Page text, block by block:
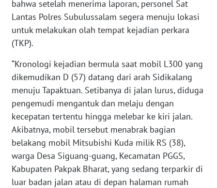
bahwa setelah menerima laporan, personel Sat
Lantas Polres Subulussalam segera menuju lokasi
untuk melakukan olah tempat kejadian perkara
(TKP).
“Kronologi kejadian bermula saat mobil L300 yang
dikemudikan D (57) datang dari arah Sidikalang
menuju Tapaktuan. Setibanya di jalan lurus, diduga
pengemudi mengantuk dan melaju dengan
kecepatan tertentu hingga melebar ke kiri jalan.
Akibatnya, mobil tersebut menabrak bagian
belakang mobil Mitsubishi Kuda milik RS (38),
warga Desa Siguang-guang, Kecamatan PGGS,
Kabupaten Pakpak Bharat, yang sedang terparkir di
luar badan jalan atau di depan halaman rumah
WN
PAPUA
PAPUA
BARAT
WN
RIAU
SERAMBI
WN
JAMBI